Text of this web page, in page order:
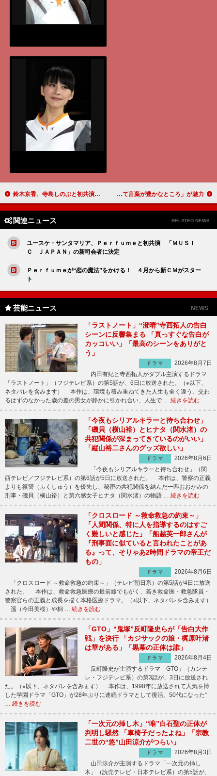
鈴木京香、寺島しのぶと初共演 「快活で活発。才能あふれる女性」 吉田羊、ピース・又吉のエスコートで入場 「ひょうひょうとして言葉が豊かなところ」が魅力
関連ニュース RELATED NEWS
ユースケ・サンタマリア、Ｐｅｒｆｕｍｅと初共演 「ＭＵＳＩ
Ｃ ＪＡＰＡＮ」の新司会者に決定
Ｐｅｒｆｕｍｅが“恋の魔法”をかける！ ４月から新ＣＭがスター
ト
芸能ニュース NEWS
「ラストノート」“澄晴”寺西拓人の告白
シーンに反響集まる 「真っすぐな告白が
カッコいい」「最高のシーンをありがと
う」
ドラマ
2026年8月7日
内田有紀と寺西拓人がダブル主演するドラマ
「ラストノート」（フジテレビ系）の第5話が、6日に放送された。（※以下、
ネタバレを含みます） 本作は、環境も積み重ねてきた人生も全く違う、交わ
るはずのなかった歳の差の男女が静かに引かれ合い、人生で … 続きを読む
「今夜もシリアルキラーと待ち合わせ」
「磯貝（横山裕）とヒナタ（関水渚）の
共犯関係が深まってきているのがいい」
「縦山裕二さんのグッズ欲しい」
ドラマ
2026年8月6日
「今夜もシリアルキラーと待ち合わせ」（関
西テレビ／フジテレビ系）の第6話が5日に放送された。 本作は、警察の正義
よりも復讐（ふくしゅう）を優先し、秘密の共犯関係を結んだ一匹おおかみの
刑事・磯貝（横山裕）と第六感女子ヒナタ（関水渚）の物語 … 続きを読む
「クロスロード ～救命救急の約束～」
「人間関係、特に人を指導するのはすご
く難しいと感じた」「船越英一郎さんが
『刑事面に似ていると言われたことがあ
る』って、そりゃあ2時間ドラマの帝王だ
もの」
ドラマ
2026年8月6日
「クロスロード ～救命救急の約束～」（テレビ朝日系）の第5話が4日に放送
された。 本作は、救命救急医療の最前線でもがく、若き救命医・救急隊員・
警察官らの正義と成長を描く本格医療ドラマ。（※以下、ネタバレを含みます）
遥（今田美桜）や桐 … 続きを読む
「GTO」“鬼塚”反町隆史らが「告白大作
戦」を決行 「カジサックの娘・梶原叶渚
は華がある」「黒幕の正体は誰」
ドラマ
2026年8月4日
反町隆史が主演するドラマ「GTO」（カンテ
レ・フジテレビ系）の第3話が、3日に放送され
た。（※以下、ネタバレを含みます） 本作は、1998年に放送されて人気を博
した学園ドラマ「GTO」が28年ぶりに連続ドラマとして復活。50代になった“
… 続きを読む
「一次元の挿し木」“唯”白石聖の正体が
判明し騒然 「車椅子だったよね」「宗教
二世の“悠”山田涼介がつらい」
ドラマ
2026年8月3日
山田涼介が主演するドラマ「一次元の挿し
木」（読売テレビ・日本テレビ系）の第5話が、